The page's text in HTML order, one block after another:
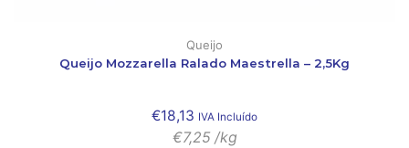
Queijo
Queijo Mozzarella Ralado Maestrella – 2,5Kg
€18,13 IVA Incluído
€7,25 /kg